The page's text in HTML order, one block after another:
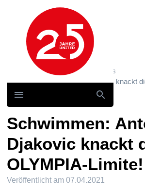
Hauptnavigation
News und Storys / News
Schwimmen: Antonio Djakovic knackt
Schwimmen:
Djakovic knackt
OLYMPIA-
Veröffentlicht am 07.04.2021